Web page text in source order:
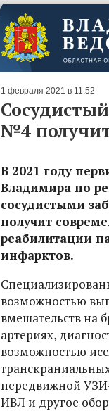
1 февраля 2021 в 11:52
№4
В 2021 году
Владимира по
сосудистыми
получит
реабилитации
инфарктов.
возможностью
вмешательств на
артериях,
возможностью
передвижной
ИВЛ и другое